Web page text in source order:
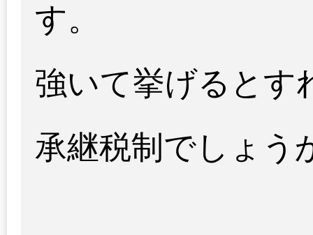
す。
強いて挙げるとす
承継税制でしょう